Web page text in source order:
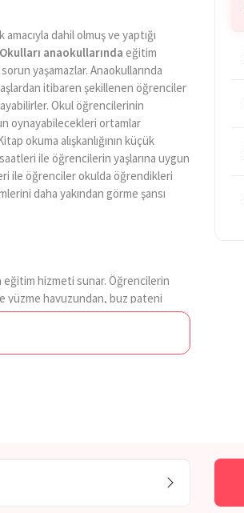
dahil olmuş ve yaptığı
anaokullarında eğitim
yaşamazlar. Anaokullarında
itibaren şekillenen öğrenciler
Okul öğrencilerinin
oynayabilecekleri ortamlar
okuma alışkanlığının küçük
ile öğrencilerin yaşlarına uygun
ile öğrenciler okulda öğrendikleri
daha yakından görme şansı
eğitim hizmeti sunar. Öğrencilerin
yüzme havuzundan, buz pateni
dil eğitimi erken yaşlarda
İngilizceyi hayatlarının
kelime haznesi geniş, ve
hizmet vermektedir. Okul, sosyal
merkezi sınavlara